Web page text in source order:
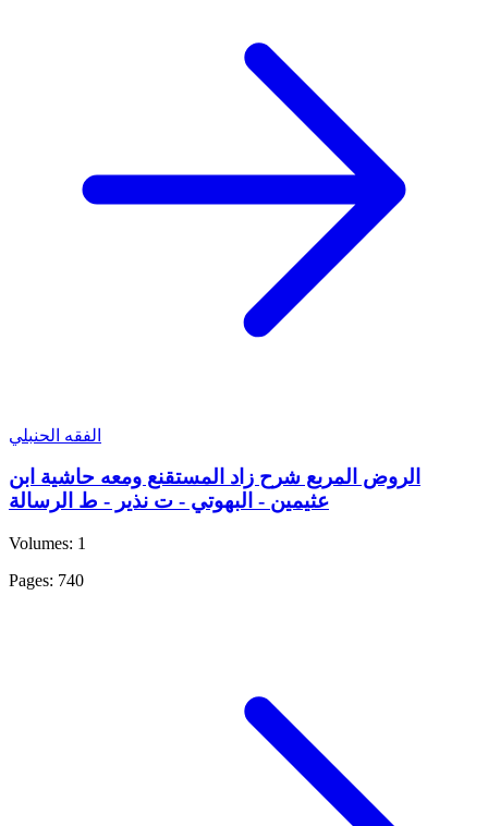
الفقه الحنبلي
الروض المربع شرح زاد المستقنع ومعه حاشية ابن
عثيمين - البهوتي - ت نذير - ط الرسالة
Volumes: 1
Pages: 740